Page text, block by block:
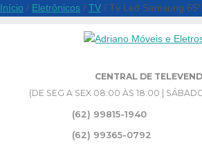
CENTRAL DE
(DE SEG A SEX 08:00 ÀS 18:00 |
(62) 99815-1940
(62) 99365-0792
Início / Eletrônicos / TV / Tv Led Samsung